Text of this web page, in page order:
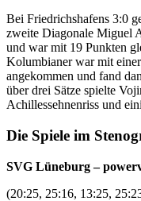
Bei Friedrichshafens 3:0
zweite Diagonale Miguel
und war mit 19 Punkten
Kolumbianer war mit
angekommen und fand
über drei Sätze spielte
Achillessehnenriss und
Die Spiele im
SVG Lüneburg –
(20:25, 25:16, 13:25,